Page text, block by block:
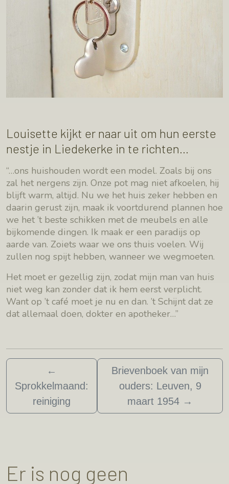
Louisette kijkt er naar uit om hun eerste
nestje in Liedekerke in te richten…
“…ons huishouden wordt een model. Zoals bij ons
zal het nergens zijn. Onze pot mag niet afkoelen, hij
blijft warm, altijd. Nu we het huis zeker hebben en
daarin gerust zijn, maak ik voortdurend plannen hoe
we het ’t beste schikken met de meubels en alle
bijkomende dingen. Ik maak er een paradijs op
aarde van. Zoiets waar we ons thuis voelen. Wij
zullen nog spijt hebben, wanneer we wegmoeten.
Het moet er gezellig zijn, zodat mijn man van huis
niet weg kan zonder dat ik hem eerst verplicht.
Want op ’t café moet je nu en dan. ’t Schijnt dat ze
dat allemaal doen, dokter en apotheker…”
←
Sprokkelmaand:
reiniging
Brievenboek van mijn
ouders: Leuven, 9
maart 1954 →
Er is nog geen